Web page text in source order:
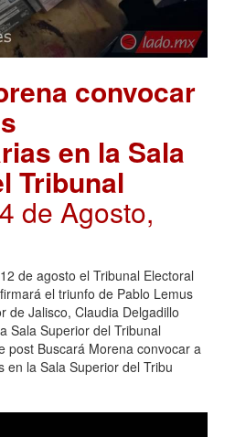
convocar
en la Sala
Tribunal
de Agosto,
de agosto el Tribunal Electoral
el triunfo de Pablo Lemus
de Jalisco, Claudia Delgadillo
Sala Superior del Tribunal
Buscará Morena convocar a
en la Sala Superior del Tribu